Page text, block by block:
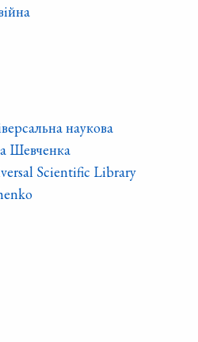
наукова
Шевченка
Scientific Library